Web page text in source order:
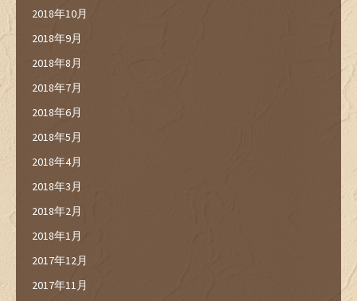
2018年10月
2018年9月
2018年8月
2018年7月
2018年6月
2018年5月
2018年4月
2018年3月
2018年2月
2018年1月
2017年12月
2017年11月